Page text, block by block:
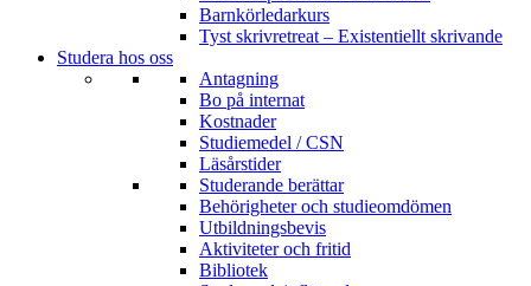
Barnkörledarkurs
Tyst skrivretreat – Existentiellt skrivande
Studera hos oss
Antagning
Bo på internat
Kostnader
Studiemedel / CSN
Läsårstider
Studerande berättar
Behörigheter och studieomdömen
Utbildningsbevis
Aktiviteter och fritid
Bibliotek